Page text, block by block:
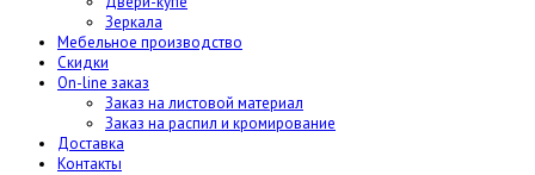
Зеркала
Мебельное производство
Скидки
On-line заказ
Заказ на листовой материал
Заказ на распил и кромирование
Доставка
Контакты